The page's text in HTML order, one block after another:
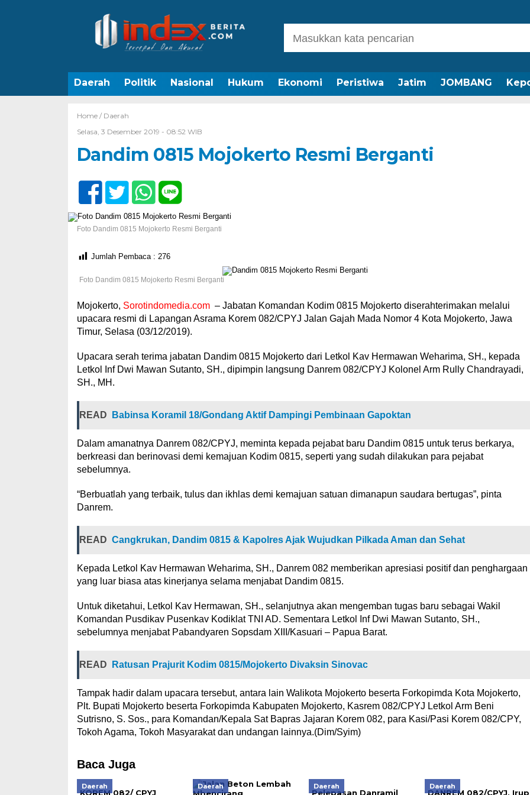
Daerah Politik Nasional Hukum Ekonomi Peristiwa Jatim JOMBANG
Home / Daerah
Selasa, 3 Desember 2019 - 08:52 WIB
Dandim 0815 Mojokerto Resmi Berganti
Foto Dandim 0815 Mojokerto Resmi Berganti
Jumlah Pembaca : 276
Foto Dandim 0815 Mojokerto Resmi Berganti
Mojokerto, Sorotindomedia.com – Jabatan Komandan Kodim 0815 Mojokerto diserahterimakan melalui
upacara resmi di Lapangan Asrama Korem 082/CPYJ Jalan Gajah Mada Nomor 4 Kota Mojokerto, Jawa
Timur, Selasa (03/12/2019).
Upacara serah terima jabatan Dandim 0815 Mojokerto dari Letkol Kav Hermawan Weharima, SH., kepada
Letkol Inf Dwi Mawan Sutanto, SH., dipimpin langsung Danrem 082/CPYJ Kolonel Arm Rully Chandrayadi,
SH., MH.
READ Babinsa Koramil 18/Gondang Aktif Dampingi Pembinaan Gapoktan
Dalam amanatnya Danrem 082/CPYJ, meminta kepada pejabat baru Dandim 0815 untuk terus berkarya,
berkreasi dan berinovasi demi kemajuan Kodim 0815, seperti yang sudah dilakukan para pejabat
sebelumnya.
“Berbuatlah yang terbaik, tulus dan ikhlas demi kemajuan satuan dimanapun saudara bertugas”, pinta
Danrem.
READ Cangkrukan, Dandim 0815 & Kapolres Ajak Wujudkan Pilkada Aman dan Sehat
Kepada Letkol Kav Hermawan Weharima, SH., Danrem 082 memberikan apresiasi positif dan penghargaan
yang luar biasa atas kinerjanya selama menjabat Dandim 0815.
Untuk diketahui, Letkol Kav Hermawan, SH., selanjutnya akan mengemban tugas baru sebagai Wakil
Komandan Pusdikav Pusenkav Kodiklat TNI AD. Sementara Letkol Inf Dwi Mawan Sutanto, SH.,
sebelumnya menjabat Pabandyaren Sopsdam XIII/Kasuari – Papua Barat.
READ Ratusan Prajurit Kodim 0815/Mojokerto Divaksin Sinovac
Tampak hadir dalam upacara tersebut, antara lain Walikota Mojokerto beserta Forkopimda Kota Mojokerto,
Plt. Bupati Mojokerto beserta Forkopimda Kabupaten Mojokerto, Kasrem 082/CPYJ Letkol Arm Beni
Sutrisno, S. Sos., para Komandan/Kepala Sat Bapras Jajaran Korem 082, para Kasi/Pasi Korem 082/CPY,
Tokoh Agama, Tokoh Masyarakat dan undangan lainnya.(Dim/Syim)
Baca Juga
Daerah
KOREM 082/ CPYJ
Daerah Daerah
Pelepasan Danramil
Daerah
DANREM 082/CPYJ, Irup